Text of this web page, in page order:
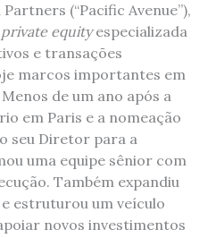
(“Pacific Avenue”),
private equityespecializada
e transações
marcos importantes em
de um ano após a
em Paris e a nomeação
seu Diretor para a
uma equipe sênior com
Também expandiu
estruturou um veículo
novos investimentos